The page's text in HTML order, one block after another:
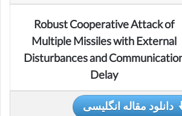
Robust Cooperative Attack of
Multiple Missiles with External
Disturbances and
Delay
دانلود مقاله انگلیسی